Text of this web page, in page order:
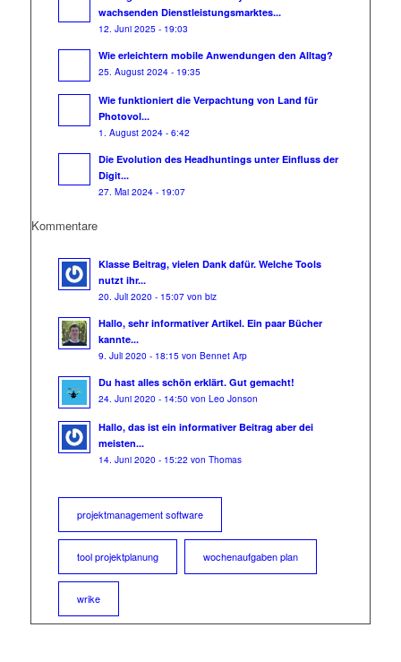
wachsenden Dienstleistungsmarktes...
12. Juni 2025 - 19:03
Wie erleichtern mobile Anwendungen den Alltag?
25. August 2024 - 19:35
Wie funktioniert die Verpachtung von Land für
Photovol...
1. August 2024 - 6:42
Die Evolution des Headhuntings unter Einfluss der
Digit...
27. Mai 2024 - 19:07
Kommentare
Klasse Beitrag, vielen Dank dafür. Welche Tools
nutzt ihr...
20. Juli 2020 - 15:07 von biz
Hallo, sehr informativer Artikel. Ein paar Bücher
kannte...
9. Juli 2020 - 18:15 von Bennet Arp
Du hast alles schön erklärt. Gut gemacht!
24. Juni 2020 - 14:50 von Leo Jonson
Hallo, das ist ein informativer Beitrag aber dei
meisten...
14. Juni 2020 - 15:22 von Thomas
projektmanagement software
tool projektplanung wochenaufgaben plan
wrike